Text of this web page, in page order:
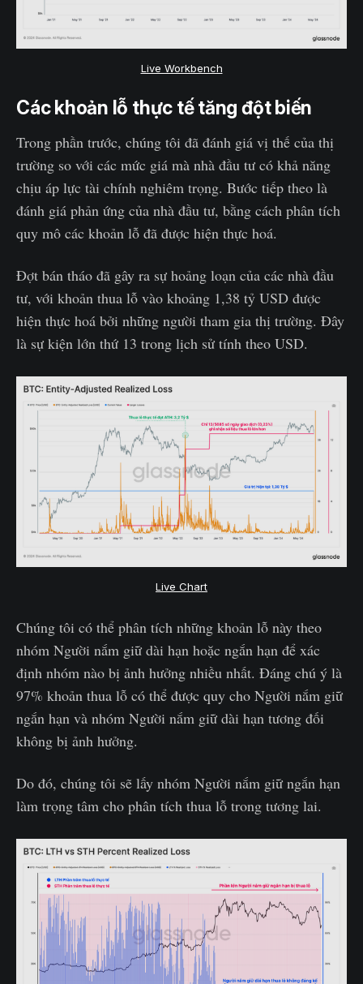
Live Workbench
Các khoản lỗ thực tế tăng đột biến
Trong phần trước, chúng tôi đã đánh giá vị thế của thị
trường so với các mức giá mà nhà đầu tư có khả năng
chịu áp lực tài chính nghiêm trọng. Bước tiếp theo là
đánh giá phản ứng của nhà đầu tư, bằng cách phân tích
quy mô các khoản lỗ đã được hiện thực hoá.
Đợt bán tháo đã gây ra sự hoảng loạn của các nhà đầu
tư, với khoản thua lỗ vào khoảng 1,38 tỷ USD được
hiện thực hoá bởi những người tham gia thị trường. Đây
là sự kiện lớn thứ 13 trong lịch sử tính theo USD.
Live Chart
Chúng tôi có thể phân tích những khoản lỗ này theo
nhóm Người nắm giữ dài hạn hoặc ngắn hạn để xác
định nhóm nào bị ảnh hưởng nhiều nhất. Đáng chú ý là
97% khoản thua lỗ có thể được quy cho Người nắm giữ
ngắn hạn và nhóm Người nắm giữ dài hạn tương đối
không bị ảnh hưởng.
Do đó, chúng tôi sẽ lấy nhóm Người nắm giữ ngắn hạn
làm trọng tâm cho phân tích thua lỗ trong tương lai.